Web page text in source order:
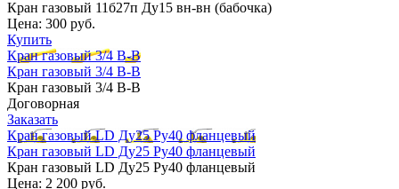
Кран газовый 11б27п Ду15 вн-вн (бабочка)
Цена: 300 руб.
Купить
Кран газовый 3/4 В-В
Кран газовый 3/4 В-В
Кран газовый 3/4 В-В
Договорная
Заказать
Кран газовый LD Ду25 Ру40 фланцевый
Кран газовый LD Ду25 Ру40 фланцевый
Кран газовый LD Ду25 Ру40 фланцевый
Цена: 2 200 руб.